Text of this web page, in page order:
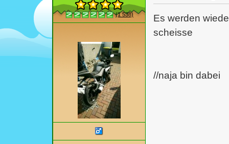
(1 538)
Es werden
scheisse
//naja bin dabei